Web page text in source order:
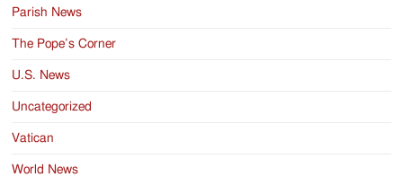
Parish News
The Pope’s Corner
U.S. News
Uncategorized
Vatican
World News